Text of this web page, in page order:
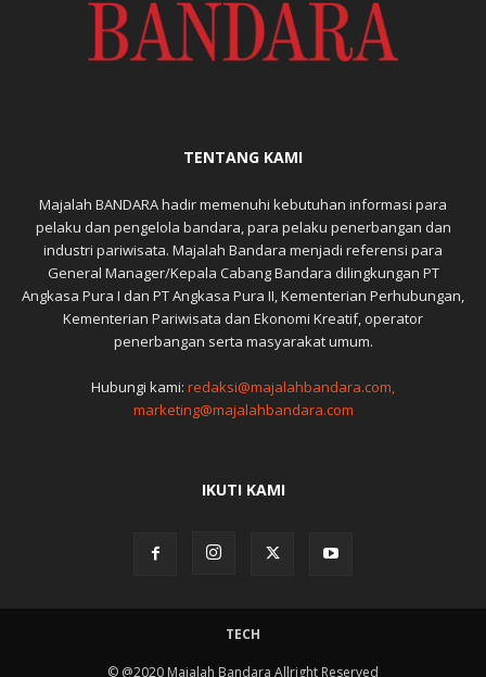
TENTANG KAMI
Majalah BANDARA hadir memenuhi kebutuhan informasi para
pelaku dan pengelola bandara, para pelaku penerbangan dan
industri pariwisata. Majalah Bandara menjadi referensi para
General Manager/Kepala Cabang Bandara dilingkungan PT
Angkasa Pura I dan PT Angkasa Pura II, Kementerian Perhubungan,
Kementerian Pariwisata dan Ekonomi Kreatif, operator
penerbangan serta masyarakat umum.
Hubungi kami: redaksi@majalahbandara.com,
marketing@majalahbandara.com
IKUTI KAMI
TECH
© @2020 Majalah Bandara Allright Reserved